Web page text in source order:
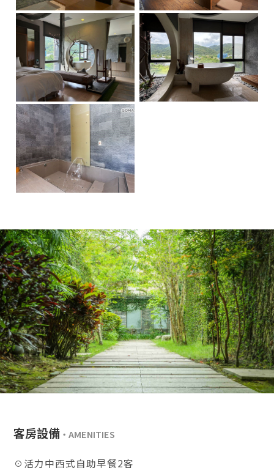
客房設備
☉活力中西式自助早餐2客